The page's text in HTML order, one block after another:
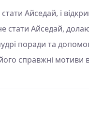
Айседай, і
Айседай,
поради та
справжні мотиви